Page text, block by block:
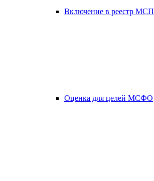
Включение в реестр МСП
Оценка для целей МСФО